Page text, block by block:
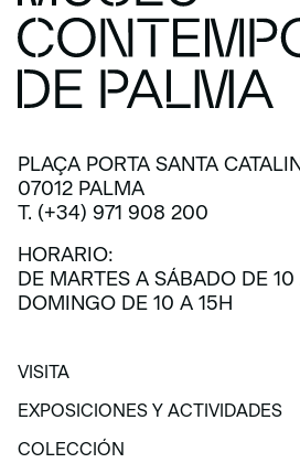
PLAÇA PORTA SANTA
07012 PALMA
T. (+34) 971 908 200
HORARIO:
DE MARTES A SÁBADO DE
DOMINGO DE 10 A 15H
VISITA
VISITA
EXPOSICIONES Y ACTIVIDADES
EXPOSICIONES Y ACTIVIDADES
COLECCIÓN